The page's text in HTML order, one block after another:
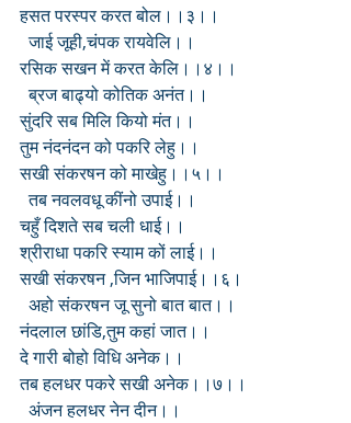
हसत परस्पर करत बोल।।३।।
  जाई जूही,चंपक रायवेलि।।
रसिक सखन में करत केलि।।४।।
  ब्रज बाढ्यो कोतिक अनंत।।
सुंदरि सब मिलि कियो मंत।।
तुम नंदनंदन को पकरि लेहु।।
सखी संकरषन को माखेहु।।५।।
  तब नवलवधू कींनो उपाई।।
चहुँ दिशते सब चली धाई।।
श्रीराधा पकरि स्याम कों लाई।।
सखी संकरषन ,जिन भाजिपाई।।६।
  अहो संकरषन जू सुनो बात बात।।
नंदलाल छांडि,तुम कहां जात।।
दे गारी बोहो विधि अनेक।।
तब हलधर पकरे सखी अनेक।।७।।
  अंजन हलधर नेन दीन।।